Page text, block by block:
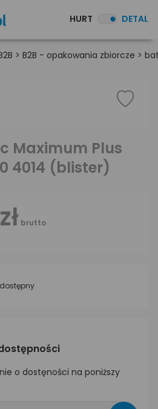
HURT DETAL
> B2B - opakowania zbiorcze >
Maximum Plus
4014 (blister)
brutto
o dostęności na poniższy